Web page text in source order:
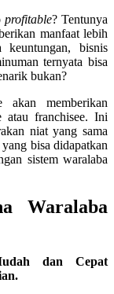
profitable? Tentunya
manfaat lebih
bisnis
ternyata bisa
bukan?
akan memberikan
atau franchisee. Ini
niat yang sama
bisa didapatkan
sistem waralaba
Waralaba
dan Cepat